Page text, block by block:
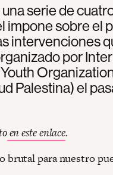
serie de
impone sobre el
intervenciones
por
Palestina) el
en este enlace.
brutal para nuestro